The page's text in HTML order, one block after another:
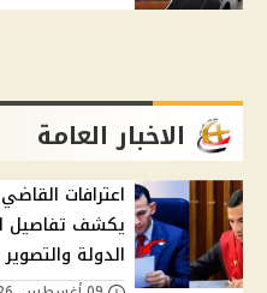
الاخبار العامة
اعترافات
يكشف تفاصيل
الدولة